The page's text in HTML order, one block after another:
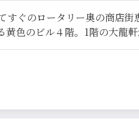
すぐのロータリー奥の商店
色のビル４階。1階の大龍軒